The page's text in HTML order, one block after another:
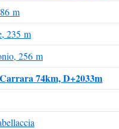
m
235 m
256 m
74km, D+2033m